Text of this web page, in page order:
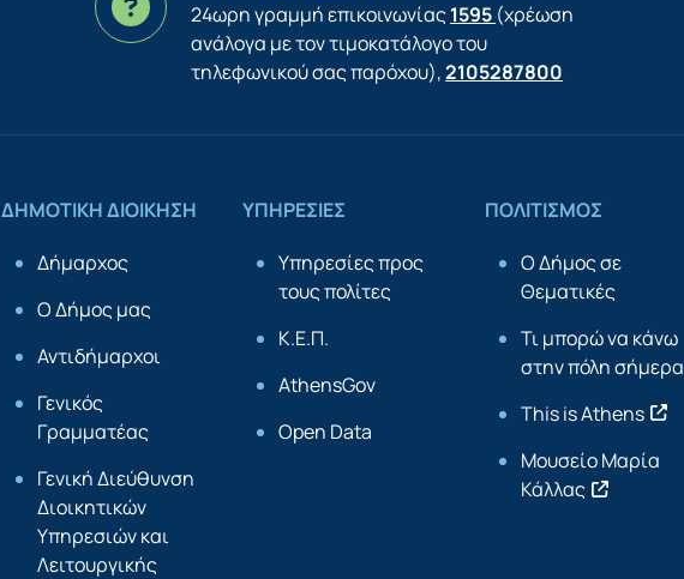
24ωρη γραμμή επικοινωνίας1595 (χρέωση
ανάλογα με τον τιμοκατάλογο του
τηλεφωνικού σας παρόχου),2105287800
ΔΗΜΟΤΙΚΗ ΔΙΟΙΚΗΣΗ
Δήμαρχος
Ο Δήμος μας
Αντιδήμαρχοι
Γενικός
Γραμματέας
Γενική Διεύθυνση
Διοικητικών
Υπηρεσιών και
Λειτουργικής
ΥΠΗΡΕΣΙΕΣ
Υπηρεσίες προς
τους πολίτες
Κ.Ε.Π.
AthensGov
Open Data
ΠΟΛΙΤΙΣΜΟΣ
Ο Δήμος σε
Θεματικές
Τι μπορώ να κάνω
στην πόλη σήμερα
This is Athens
Μουσείο Μαρία
Κάλλας